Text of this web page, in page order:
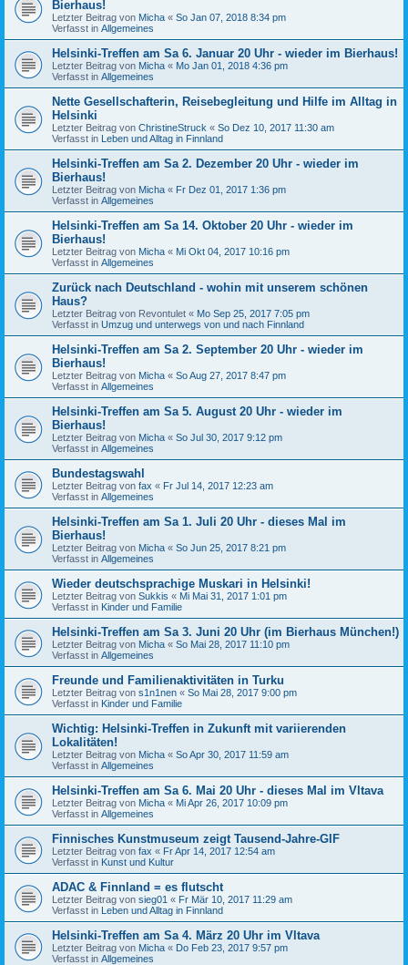
Bierhaus!
Letzter Beitrag von Micha « So Jan 07, 2018 8:34 pm
Verfasst in Allgemeines
Helsinki-Treffen am Sa 6. Januar 20 Uhr - wieder im Bierhaus!
Letzter Beitrag von Micha « Mo Jan 01, 2018 4:36 pm
Verfasst in Allgemeines
Nette Gesellschafterin, Reisebegleitung und Hilfe im Alltag in
Helsinki
Letzter Beitrag von ChristineStruck « So Dez 10, 2017 11:30 am
Verfasst in Leben und Alltag in Finnland
Helsinki-Treffen am Sa 2. Dezember 20 Uhr - wieder im
Bierhaus!
Letzter Beitrag von Micha « Fr Dez 01, 2017 1:36 pm
Verfasst in Allgemeines
Helsinki-Treffen am Sa 14. Oktober 20 Uhr - wieder im
Bierhaus!
Letzter Beitrag von Micha « Mi Okt 04, 2017 10:16 pm
Verfasst in Allgemeines
Zurück nach Deutschland - wohin mit unserem schönen
Haus?
Letzter Beitrag von Revontulet « Mo Sep 25, 2017 7:05 pm
Verfasst in Umzug und unterwegs von und nach Finnland
Helsinki-Treffen am Sa 2. September 20 Uhr - wieder im
Bierhaus!
Letzter Beitrag von Micha « So Aug 27, 2017 8:47 pm
Verfasst in Allgemeines
Helsinki-Treffen am Sa 5. August 20 Uhr - wieder im
Bierhaus!
Letzter Beitrag von Micha « So Jul 30, 2017 9:12 pm
Verfasst in Allgemeines
Bundestagswahl
Letzter Beitrag von fax « Fr Jul 14, 2017 12:23 am
Verfasst in Allgemeines
Helsinki-Treffen am Sa 1. Juli 20 Uhr - dieses Mal im
Bierhaus!
Letzter Beitrag von Micha « So Jun 25, 2017 8:21 pm
Verfasst in Allgemeines
Wieder deutschsprachige Muskari in Helsinki!
Letzter Beitrag von Sukkis « Mi Mai 31, 2017 1:01 pm
Verfasst in Kinder und Familie
Helsinki-Treffen am Sa 3. Juni 20 Uhr (im Bierhaus München!)
Letzter Beitrag von Micha « So Mai 28, 2017 11:10 pm
Verfasst in Allgemeines
Freunde und Familienaktivitäten in Turku
Letzter Beitrag von s1n1nen « So Mai 28, 2017 9:00 pm
Verfasst in Kinder und Familie
Wichtig: Helsinki-Treffen in Zukunft mit variierenden
Lokalitäten!
Letzter Beitrag von Micha « So Apr 30, 2017 11:59 am
Verfasst in Allgemeines
Helsinki-Treffen am Sa 6. Mai 20 Uhr - dieses Mal im Vltava
Letzter Beitrag von Micha « Mi Apr 26, 2017 10:09 pm
Verfasst in Allgemeines
Finnisches Kunstmuseum zeigt Tausend-Jahre-GIF
Letzter Beitrag von fax « Fr Apr 14, 2017 12:54 am
Verfasst in Kunst und Kultur
ADAC & Finnland = es flutscht
Letzter Beitrag von sieg01 « Fr Mär 10, 2017 11:29 am
Verfasst in Leben und Alltag in Finnland
Helsinki-Treffen am Sa 4. März 20 Uhr im Vltava
Letzter Beitrag von Micha « Do Feb 23, 2017 9:57 pm
Verfasst in Allgemeines